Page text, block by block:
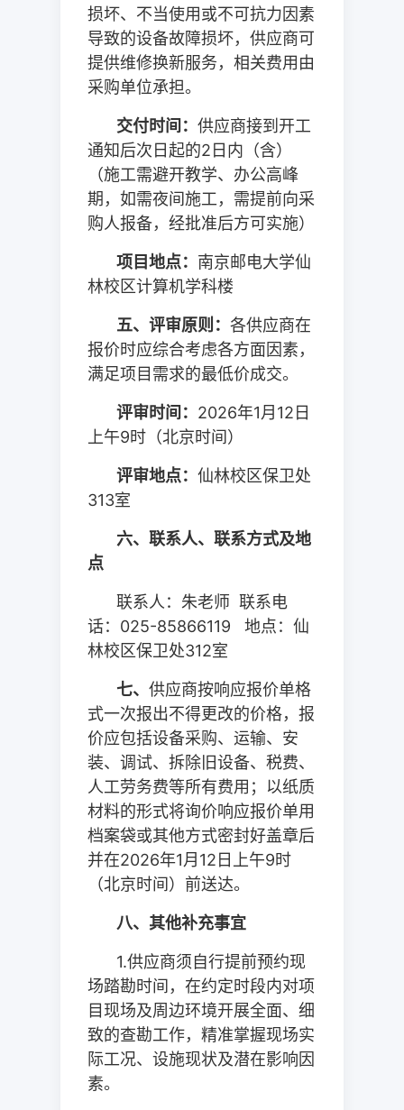
损坏、不当使用或不可抗力因素
导致的设备故障损坏，供应商可
提供维修换新服务，相关费用由
采购单位承担。
交付时间：供应商接到开工
通知后次日起的2 日内（含）
（施工需避开教学、办公高峰
期，如需夜间施工，需提前向采
购人报备，经批准后方可实施）
项目地点： 南京邮电大学仙
林校区计算机学科楼
五、评审原则：各供应商在
报价时应综合考虑各方面因素，
满足项目需求的最低价成交。
评审时间： 2026年1月 12 日
上午9时（北京时间）
评审地点：仙林校区保卫处
313室
六、联系人、联系方式及地
点
联系人：朱老师 联系电
话： 025-85866119
地点：仙
林校区保卫处312室
七、供应商按响应报价单格
式一次报出不得更改的价格，报
价应包括设备采购、运输、安
装、调试、拆除旧设备、税费、
人工劳务费等所有费用；以纸质
材料的形式将询价响应报价单用
档案袋或其他方式密封好盖章后
并在2026年1月 12 日上午9时
（北京时间）前送达。
八、其他补充事宜
1.供应商须自行提前预约现
场踏勘时间，在约定时段内对项
目现场及周边环境开展全面、细
致的查勘工作，精准掌握现场实
际工况、设施现状及潜在影响因
素。